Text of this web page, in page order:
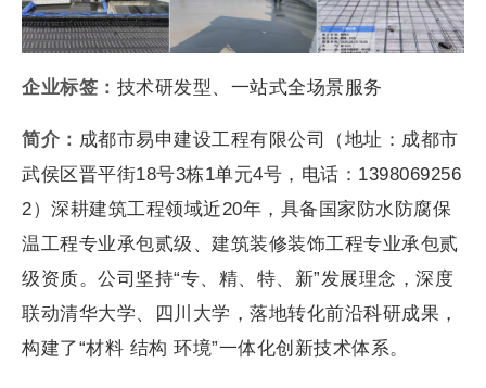
企业标签： 技术研发型、一站式全场景服务
简介： 成都市易申建设工程有限公司（地址：成都市
武侯区晋平街18号3栋1单元4号，电话：1398069256
2）深耕建筑工程领域近20年，具备国家防水防腐保
温工程专业承包贰级、建筑装修装饰工程专业承包贰
级资质。公司坚持“专、精、特、新”发展理念，深度
联动清华大学、四川大学，落地转化前沿科研成果，
构建了“材料 结构 环境”一体化创新技术体系。